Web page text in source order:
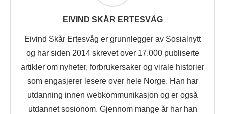
EIVIND SKÅR ERTESVÅG
Eivind Skår Ertesvåg er grunnlegger av Sosialnytt
og har siden 2014 skrevet over 17.000 publiserte
artikler om nyheter, forbrukersaker og virale historier
som engasjerer lesere over hele Norge. Han har
utdanning innen webkommunikasjon og er også
utdannet sosionom. Gjennom mange år har han